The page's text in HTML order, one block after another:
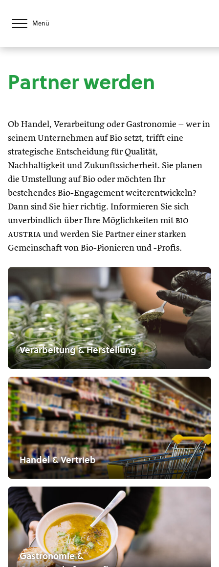
Menü
Partner werden
Ob Handel, Verarbeitung oder Gastronomie – wer in
seinem Unternehmen auf Bio setzt, trifft eine
strategische Entscheidung für Qualität,
Nachhaltigkeit und Zukunftssicherheit. Sie planen
die Umstellung auf Bio oder möchten Ihr
bestehendes Bio-Engagement weiterentwickeln?
Dann sind Sie hier richtig. Informieren Sie sich
unverbindlich über Ihre Möglichkeiten mit bio
austria und werden Sie Partner einer starken
Gemeinschaft von Bio-Pionieren und -Profis.
Verarbeitung & Herstellung
Handel & Vertrieb
Gastronomie &